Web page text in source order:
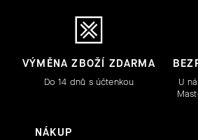
VÝMĚNA ZBOŽÍ ZDARMA
Do 14 dnů s účtenkou
U
NÁKUP